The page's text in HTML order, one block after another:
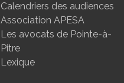
Calendriers des audiences
Association APESA
Les avocats de Pointe-à-
Pitre
Lexique